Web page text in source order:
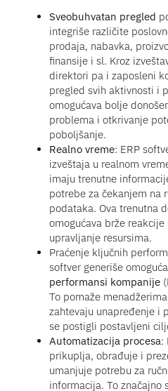
Sveobuhvatan pregled
integriše različite
prodaja, nabavka,
finansije i sl. Kroz
direktori pa i zaposleni
pregled svih aktivnosti i
omogućava bolje
problema i otkrivanje
poboljšanje.
Realno vreme: ERP
izveštaja u realnom
imaju trenutne
potrebe za čekanjem na
podataka. Ova trenutna
omogućava brže
upravljanje resursima.
Praćenje ključnih
softver generiše
performansi kompanije
To pomaže
zahtevaju unapređenje i
se postigli postavljeni
Automatizacija procesa:
prikuplja, obrađuje i
umanjuje potrebu za
informacija. To značajno